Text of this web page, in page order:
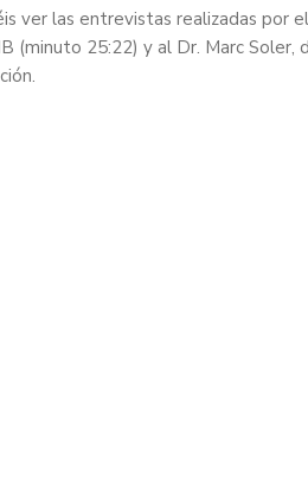
ver las entrevistas realizadas por
(minuto 25:22) y al Dr. Marc Soler,